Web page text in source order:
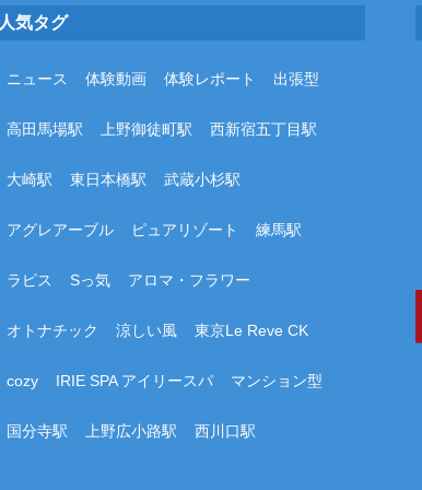
人気タグ
ニュース 体験動画 体験レポート 出張型
高田馬場駅 上野御徒町駅 西新宿五丁目駅
大崎駅 東日本橋駅 武蔵小杉駅
アグレアーブル ピュアリゾート 練馬駅
ラピス Sっ気 アロマ・フラワー
オトナチック 涼しい風 東京Le Reve CK
cozy IRIE SPA アイリースパ マンション型
国分寺駅 上野広小路駅 西川口駅